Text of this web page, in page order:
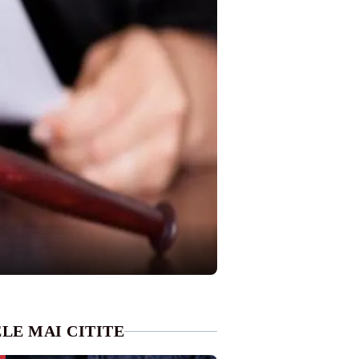
MAI CITITE